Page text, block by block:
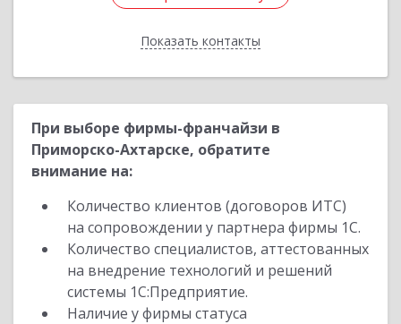
Показать контакты
Назад
При выборе фирмы-франчайзи в
Приморско-Ахтарске, обратите
внимание на:
Количество клиентов (договоров ИТС)
на сопровождении у партнера фирмы 1С.
Количество специалистов, аттестованных
на внедрение технологий и решений
системы 1С:Предприятие.
Наличие у фирмы статуса